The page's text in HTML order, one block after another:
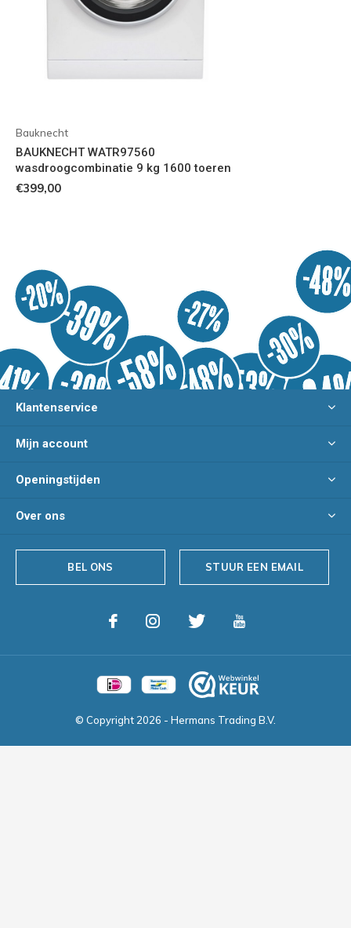
Bauknecht
BAUKNECHT WATR97560
wasdroogcombinatie 9 kg 1600 toeren
€399,00
Klantenservice
Mijn account
Openingstijden
Over ons
BEL ONS STUUR EEN EMAIL
© Copyright 2026 - Hermans Trading B.V.